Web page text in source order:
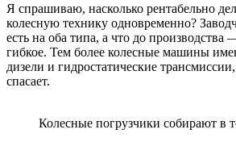
Я спрашиваю, насколько рентабельно
колесную технику одновременно?
есть на оба типа, а что до производства
гибкое. Тем более колесные машины
дизели и гидростатические
спасает.
Колесные погрузчики собирают в